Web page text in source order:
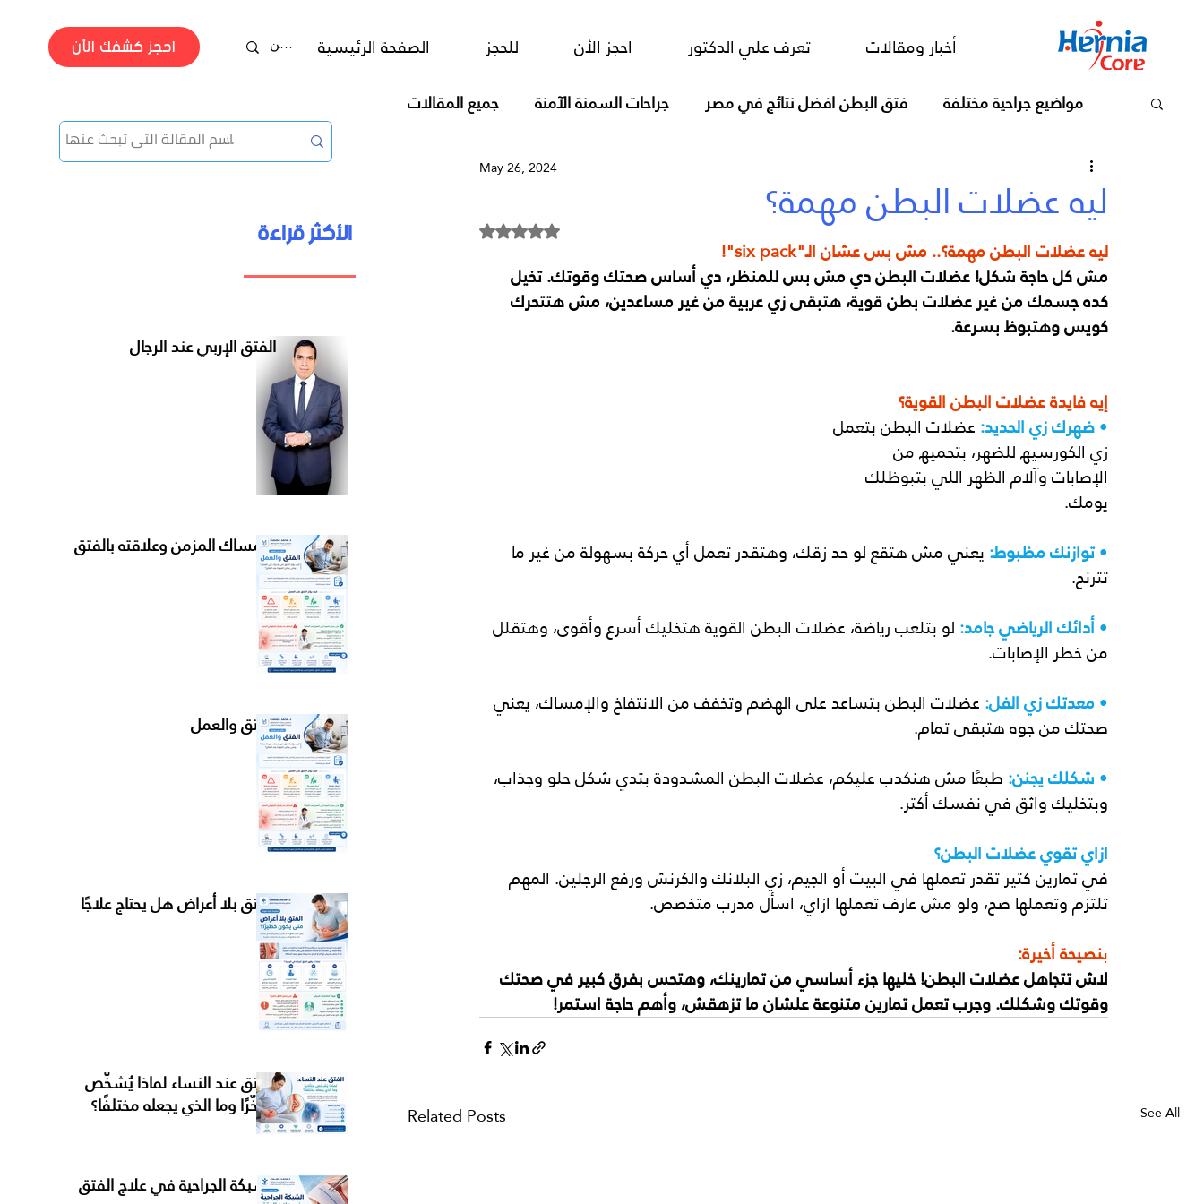
الصفحة الرئيسية للحجز احجز الأن تعرف علي الدكتور أخبار ومقالات
الفتق الإربي عند الرجال
الإمساك المزمن وعلاقته بالفتق
الفتق والعمل
الفتق بلا أعراض هل يحتاج علاجًا
الفتق عند النساء لماذا يُشخَّص
متأخّرًا وما الذي يجعله مختلفًا؟
الشبكة الجراحية في علاج الفتق
جميع المقالات جراحات السمنة الآمنة فتق البطن افضل نتائج في مصر مواضيع جراحية مختلفة
فتق الحجاب الحاجز تصليح بالمسطرة لیه عضلات البطن مھمة؟ May 26, 2024
Rated NaN out of 5 stars.
لیه عضلات البطن مھمة؟.. مش بس عشان الـ"six pack"!
مش كل حاجة شكل! عضلات البطن دي مش بس للمنظر، دي أساس صحتك وقوتك. تخیل
كده جسمك من غیر عضلات بطن قویة، ھتبقى زي عربیة من غیر مساعدین، مش ھتتحرك
كویس وھتبوظ بسرعة.
إیه فایدة عضلات البطن القویة؟
• ضھرك زي الحدید: عضلات البطن بتعمل
زي الكورسیھ للضھر، بتحمیھ من
الإصابات وآلام الظھر اللي بتبوظلك
یومك.
• توازنك مظبوط: یعني مش ھتقع لو حد زقك، وھتقدر تعمل أي حركة بسھولة من غیر ما
تترنح.
• أدائك الریاضي جامد: لو بتلعب ریاضة، عضلات البطن القویة ھتخلیك أسرع وأقوى، وھتقلل
من خطر الإصابات.
• معدتك زي الفل: عضلات البطن بتساعد على الھضم وتخفف من الانتفاخ والإمساك، یعني
صحتك من جوه ھتبقى تمام.
• شكلك یجنن: طبعًا مش ھنكدب علیكم، عضلات البطن المشدودة بتدي شكل حلو وجذاب،
وبتخلیك واثق في نفسك أكتر.
ازاي تقوي عضلات البطن؟
في تمارین كتیر تقدر تعملھا في البیت أو الجیم، زي البلانك والكرنش ورفع الرجلین. المھم
تلتزم وتعملھا صح، ولو مش عارف تعملھا ازاي، اسأل مدرب متخصص.
بنصیحة أخیرة:
لاش تتجاھل عضلات البطن! خلیھا جزء أساسي من تمارینك، وھتحس بفرق كبیر في صحتك
وقوتك وشكلك. وجرب تعمل تمارین متنوعة علشان ما تزھقش، وأھم حاجة استمر!
Related Posts See All
احجز كشفك الآن الصفحة الرئيسية للحجز احجز الأن تعرف علي الدكتور أخبار ومقالات